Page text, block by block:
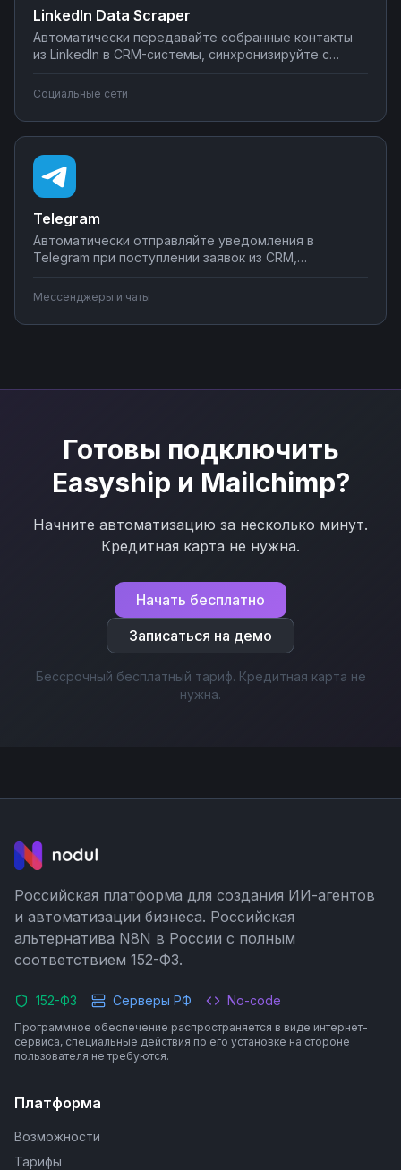
LinkedIn Data Scraper
Автоматически передавайте собранные контакты
из LinkedIn в CRM-системы, синхронизируйте с
продаж. Настройте интеграции LinkedIn Data Scraper
сложных сценариев обработки лидов.
Социальные сети
Telegram
Автоматически отправляйте уведомления в
Telegram при поступлении заявок из CRM,
запросов, синхронизируйте сообщения с системами
учета. Подключите мессенджер к вашим бизнес-
процессам через Nodul без программирования за
Мессенджеры и чаты
Готовы подключить
Easyship и Mailchimp?
Начните автоматизацию за несколько минут.
Кредитная карта не нужна.
Начать бесплатно
Записаться на демо
Бессрочный бесплатный тариф. Кредитная карта не
нужна.
Российская платформа для создания ИИ-агентов
и автоматизации бизнеса. Российская
альтернатива N8N в России с полным
соответствием 152-ФЗ.
152-ФЗ Серверы РФ No-code
Программное обеспечение распространяется в виде интернет-
сервиса, специальные действия по его установке на стороне
пользователя не требуются.
Платформа
Возможности
Тарифы